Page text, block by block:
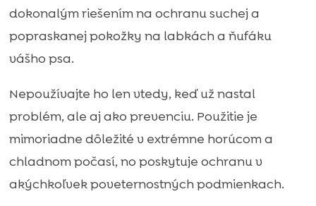
na
labky
a
bez
pridanej
vône
(pre
dokonalú
dokonalým riešením na ochranu suchej a
popraskanej pokožky na labkách a ňufáku
vášho psa.
Nepoužívajte ho len vtedy, keď už nastal
problém, ale aj ako prevenciu. Použitie je
mimoriadne dôležité v extrémne horúcom a
chladnom počasí, no poskytuje ochranu v
akýchkoľvek poveternostných podmienkach.